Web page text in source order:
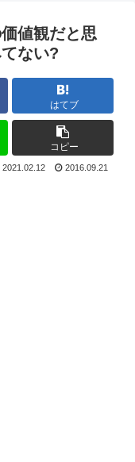
値観だと思
ない?
はてブ
コピー
2021.02.12 2016.09.21